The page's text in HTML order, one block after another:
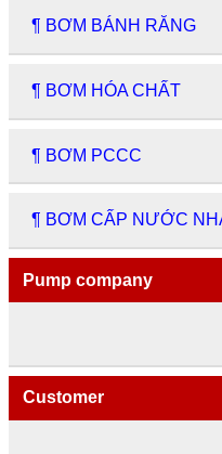
¶ BƠM BÁNH RĂNG
¶ BƠM HÓA CHẤT
¶ BƠM PCCC
¶ BƠM CẤP NƯỚC
Pump company
Customer